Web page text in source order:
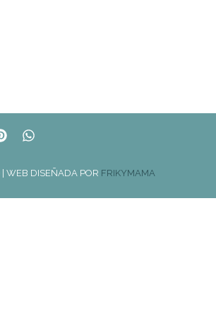
| WEB DISEÑADA POR FRIKYMAMA